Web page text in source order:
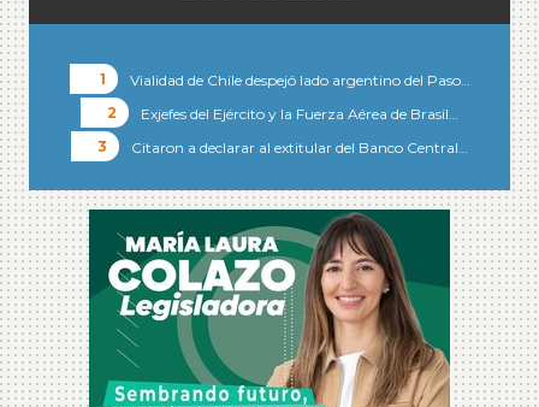
Vialidad de Chile despejó lado argentino del Paso…
Exjefes del Ejército y la Fuerza Aérea de Brasil…
Citaron a declarar al extitular del Banco Central…